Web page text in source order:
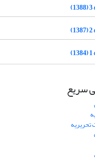
سریع